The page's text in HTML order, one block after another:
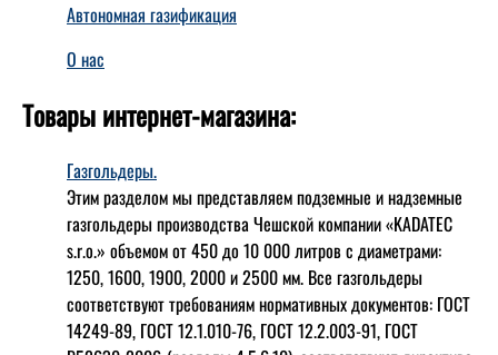
Автономная газификация
О нас
Товары интернет-магазина:
Газгольдеры.
Этим разделом мы представляем подземные и надземные
газгольдеры производства Чешской компании «KADATEC
s.r.o.» объемом от 450 до 10 000 литров с диаметрами:
1250, 1600, 1900, 2000 и 2500 мм. Все газгольдеры
соответствуют требованиям нормативных документов: ГОСТ
14249-89, ГОСТ 12.1.010-76, ГОСТ 12.2.003-91, ГОСТ